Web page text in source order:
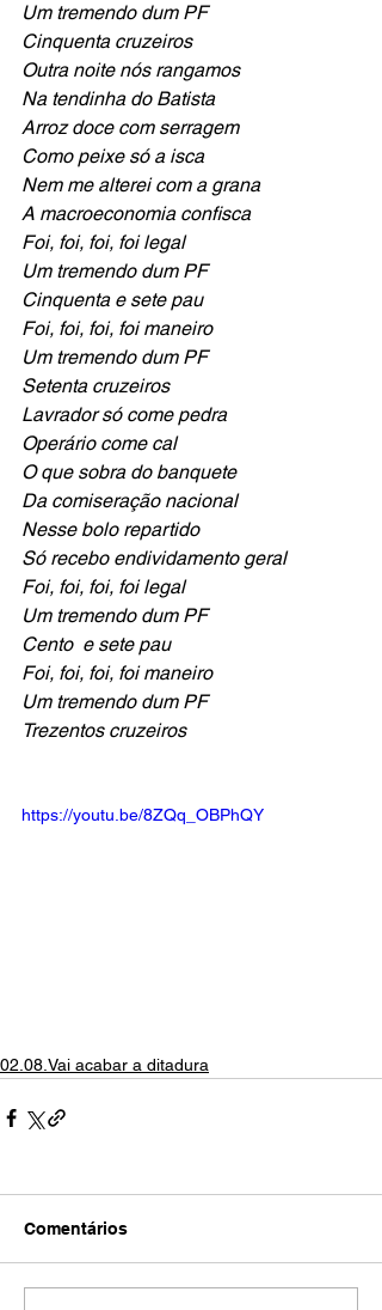
Um tremendo dum PF
Cinquenta cruzeiros
Outra noite nós rangamos
Na tendinha do Batista
Arroz doce com serragem
Como peixe só a isca
Nem me alterei com a grana
A macroeconomia confisca
Foi, foi, foi, foi legal
Um tremendo dum PF
Cinquenta e sete pau
Foi, foi, foi, foi maneiro
Um tremendo dum PF
Setenta cruzeiros
Lavrador só come pedra
Operário come cal
O que sobra do banquete
Da comiseração nacional
Nesse bolo repartido
Só recebo endividamento geral
Foi, foi, foi, foi legal
Um tremendo dum PF
Cento  e sete pau
Foi, foi, foi, foi maneiro
Um tremendo dum PF
Trezentos cruzeiros
https://youtu.be/8ZQq_OBPhQY
02.08.Vai acabar a ditadura
Comentários